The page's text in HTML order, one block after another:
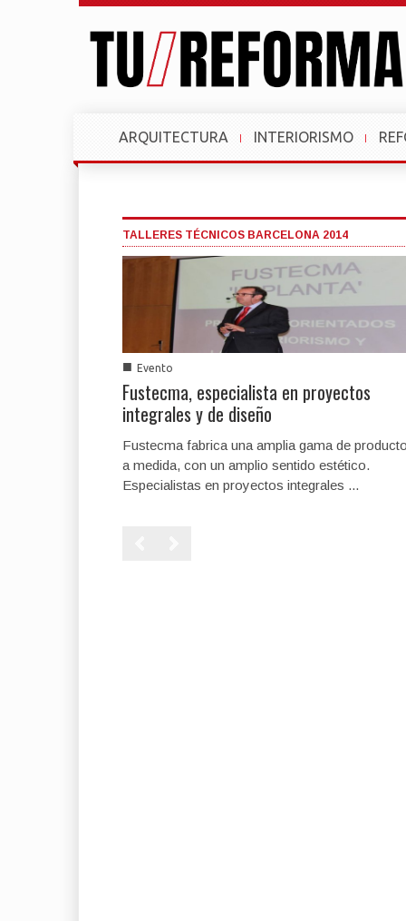
ARQUITECTURA INTERIORISMO
TALLERES TÉCNICOS BARCELONA 2014
■ Evento
Fustecma, especialista en proyectos
integrales y de diseño
Fustecma fabrica una amplia gama de
a medida, con un amplio sentido estético.
Especialistas en proyectos integrales ...